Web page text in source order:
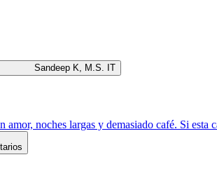
Sandeep K M.S. IT
amor, noches largas y demasiado café. Si